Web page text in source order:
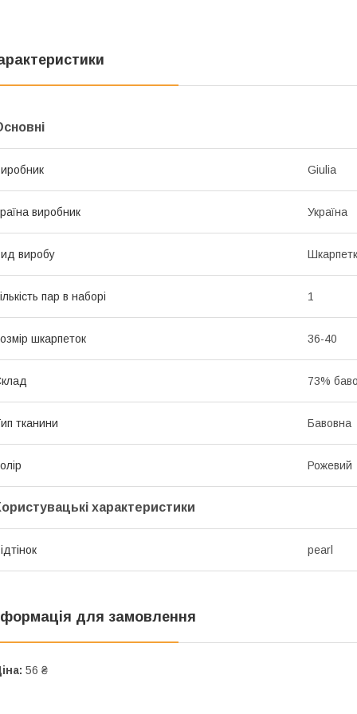
Giulia
виробник Україна
виробу
пар в наборі 1
шкарпеток 36-40
73%
тканини Бавовна
Рожевий
характеристики
pearl
для замовлення
56 ₴